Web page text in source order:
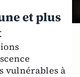
et plus
vulnérables à